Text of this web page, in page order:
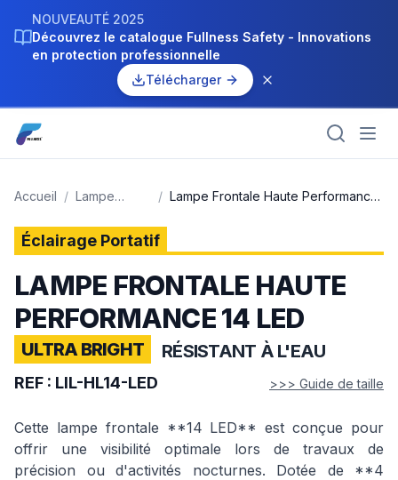
NOUVEAUTÉ 2025
Découvrez le catalogue Fullness Safety - Innovations
en protection professionnelle
Télécharger
Accueil / Lampe
/ Lampe Frontale Haute Performance
NOUVEAU
Éclairage Portatif
LAMPE FRONTALE HAUTE
PERFORMANCE 14 LED
ULTRA BRIGHT RÉSISTANT À L'EAU
REF : LIL-HL14-LED >>> Guide de taille
Cette lampe frontale **14 LED** est conçue pour
offrir une visibilité optimale lors de travaux de
précision ou d'activités nocturnes. Dotée de **4